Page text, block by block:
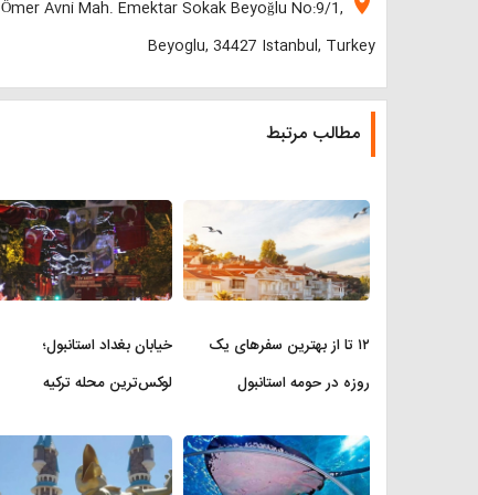
Ömer Avni Mah. Emektar Sokak Beyoğlu No:9/1,
Beyoglu, 34427 Istanbul, Turkey
مطالب مرتبط
۱۲ تا از بهترین سفرهای یک
روزه در حومه استانبول
خیابان بغداد استانبول؛
لوکس‌ترین محله ترکیه